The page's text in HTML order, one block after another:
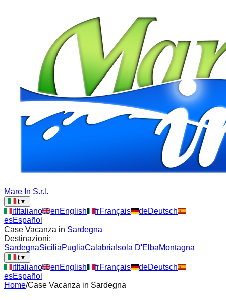
Mare In S.r.l.
it▼
itItaliano enEnglish frFrançais deDeutsch
esEspañol
Case Vacanza in Sardegna
Destinazioni:
SardegnaSiciliaPugliaCalabria Isola D'ElbaMontagna
it▼
itItaliano enEnglish frFrançais deDeutsch
esEspañol
Home/Case Vacanza in Sardegna